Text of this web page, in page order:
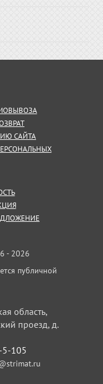
САЙТА
- 2026
публичной
область,
проезд, д.
5-105